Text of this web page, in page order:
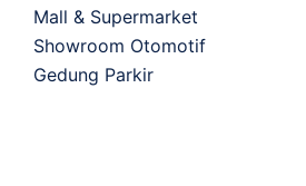
Mall & Supermarket
Showroom Otomotif
Gedung Parkir